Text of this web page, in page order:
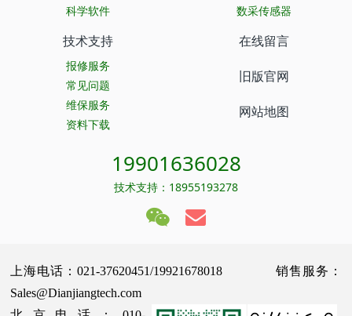
科学软件
数采传感器
技术支持
报修服务
常见问题
维保服务
资料下载
在线留言
旧版官网
网站地图
19901636028
技术支持：18955193278
上海电话：021-37620451/19921678018 销售服务：
Sales@Dianjiangtech.com